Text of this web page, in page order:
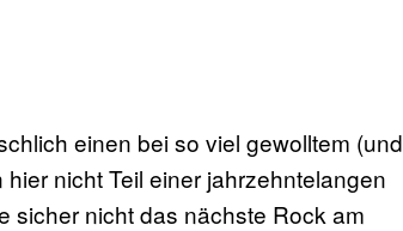
einen bei so viel gewolltem (und
nicht Teil einer jahrzehntelangen
sicher nicht das nächste Rock am